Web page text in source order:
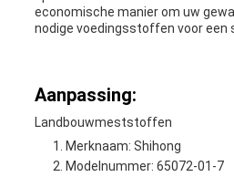
economische manier om uw
nodige voedingsstoffen voor een
Aanpassing:
Landbouwmeststoffen
Merknaam: Shihong
Modelnummer: 65072-01-7